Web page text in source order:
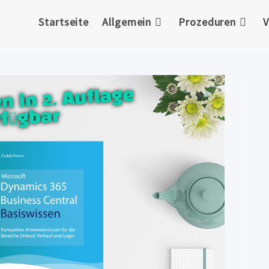
Startseite Allgemein Prozeduren